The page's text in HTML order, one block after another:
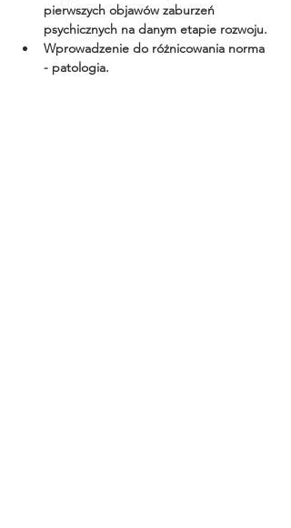
pierwszych objawów zaburzeń
psychicznych na danym etapie rozwoju.
Wprowadzenie do różnicowania norma
- patologia.